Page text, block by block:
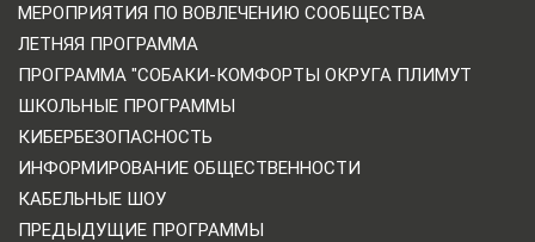
МЕРОПРИЯТИЯ ПО ВОВЛЕЧЕНИЮ СООБЩЕСТВА
ЛЕТНЯЯ ПРОГРАММА
ПРОГРАММА "СОБАКИ-КОМФОРТЫ ОКРУГА ПЛИМУТ
ШКОЛЬНЫЕ ПРОГРАММЫ
КИБЕРБЕЗОПАСНОСТЬ
ИНФОРМИРОВАНИЕ ОБЩЕСТВЕННОСТИ
КАБЕЛЬНЫЕ ШОУ
ПРЕДЫДУЩИЕ ПРОГРАММЫ